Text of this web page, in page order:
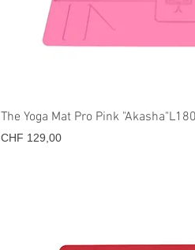
Snel
The Yoga Mat Pro Pink
Prijs
CHF 129,00